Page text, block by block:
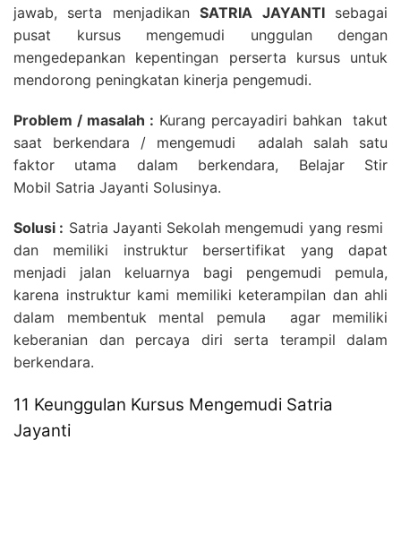
jawab, serta menjadikanSATRIA JAYANTIsebagai
pusat kursus mengemudi unggulan dengan
mengedepankan kepentingan perserta kursus untuk
mendorong peningkatan kinerja pengemudi.
Problem / masalah : Kurang percayadiri bahkan takut
saat berkendara / mengemudi adalah salah satu
faktor utama dalam berkendara, Belajar Stir
Mobil Satria Jayanti Solusinya.
Solusi : Satria Jayanti Sekolah mengemudi yang resmi
dan memiliki instruktur bersertifikat yang dapat
menjadi jalan keluarnya bagi pengemudi pemula,
karena instruktur kami memiliki keterampilan dan ahli
dalam membentuk mental pemula agar memiliki
keberanian dan percaya diri serta terampil dalam
berkendara.
11 Keunggulan Kursus Mengemudi Satria
Jayanti